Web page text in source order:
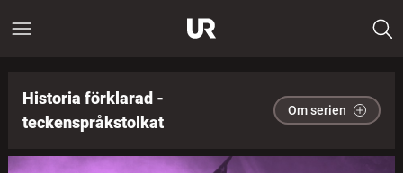
Historia förklarad -
teckenspråkstolkat
Om serien